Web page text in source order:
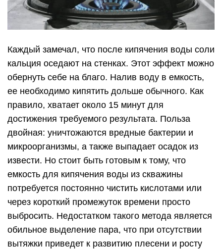
Каждый замечал, что после кипячения воды соли
кальция оседают на стенках. Этот эффект можно
обернуть себе на благо. Налив воду в емкость,
ее необходимо кипятить дольше обычного. Как
правило, хватает около 15 минут для
достижения требуемого результата. Польза
двойная: уничтожаются вредные бактерии и
микроорганизмы, а также выпадает осадок из
извести. Но стоит быть готовым к тому, что
емкость для кипячения воды из скважины
потребуется постоянно чистить кислотами или
через короткий промежуток времени просто
выбросить. Недостатком такого метода является
обильное выделение пара, что при отсутствии
вытяжки приведет к развитию плесени и росту